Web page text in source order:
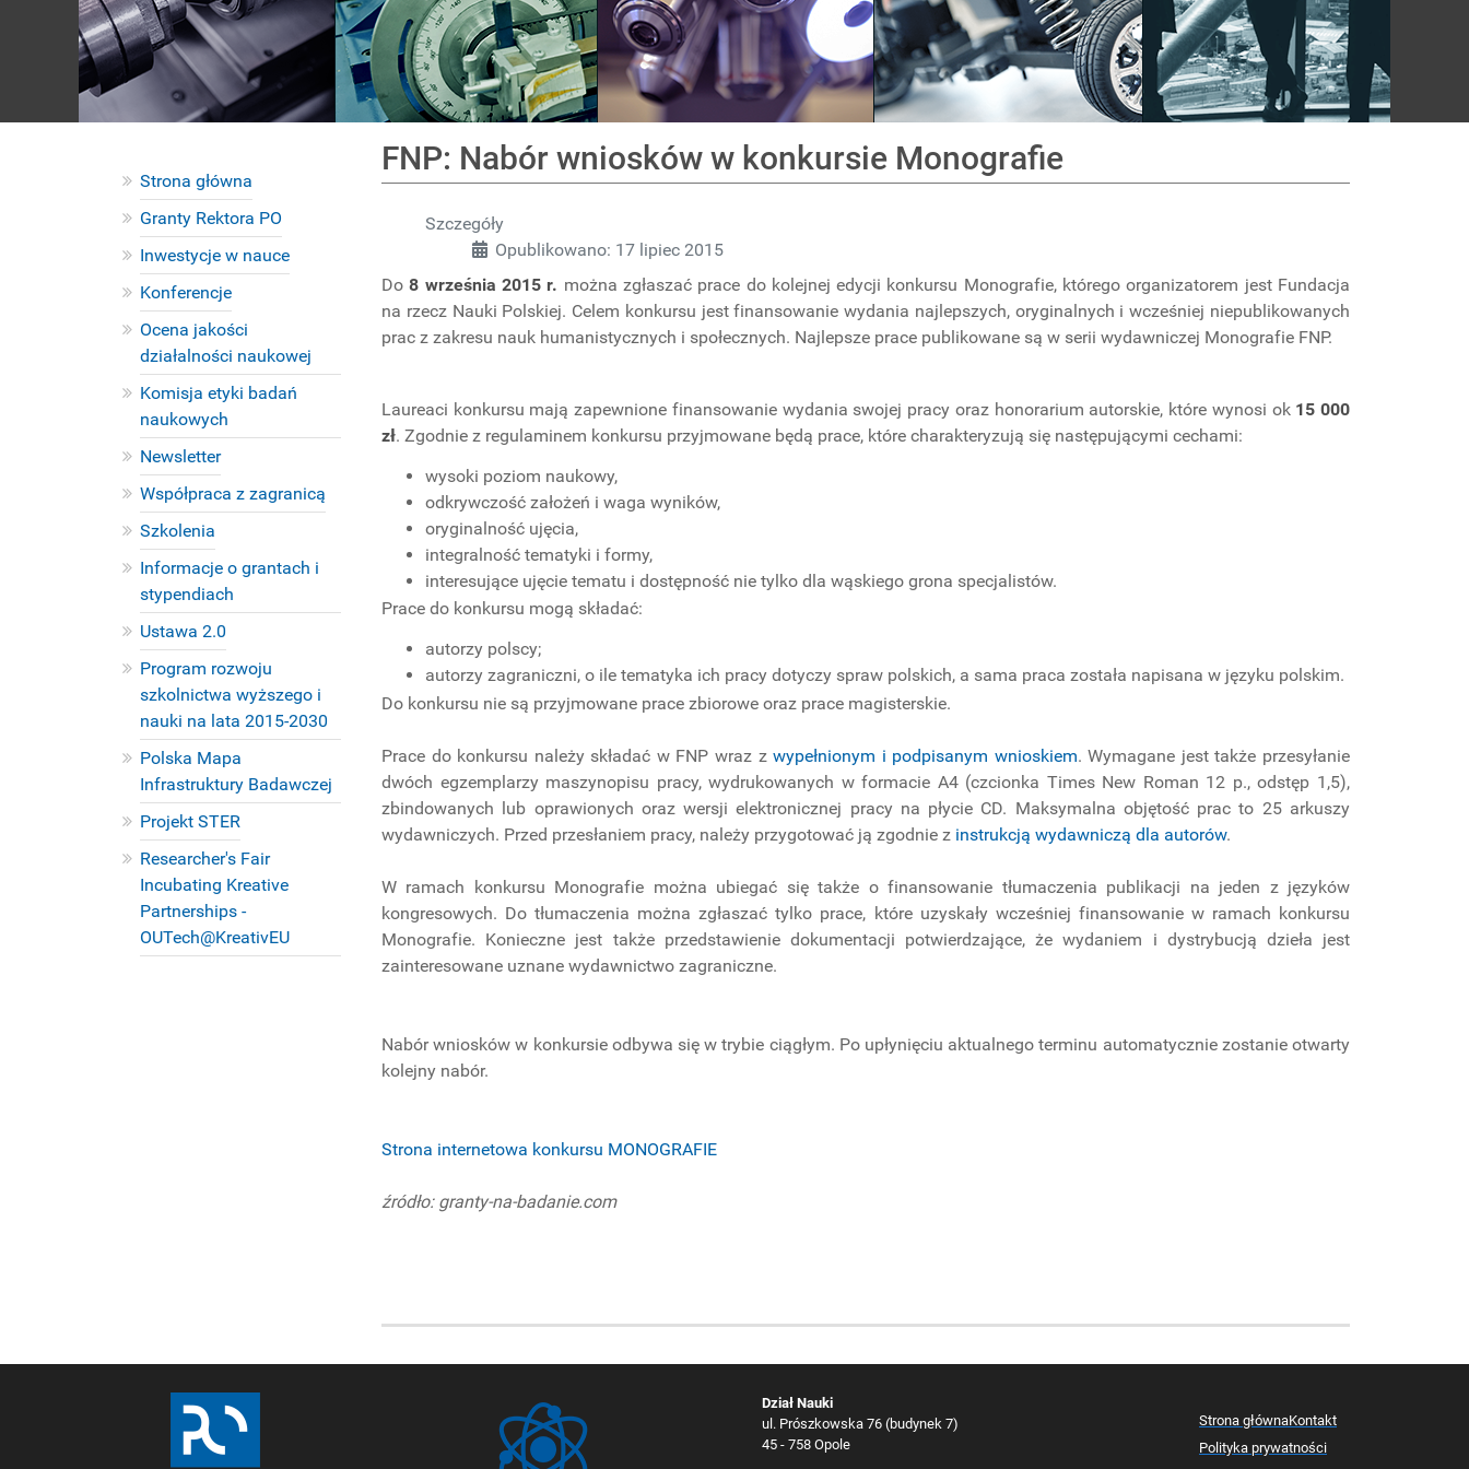
PROJEKTY
Strona główna
Granty Rektora PO
Inwestycje w nauce
Konferencje
Ocena jakości
działalności naukowej
Komisja etyki badań
naukowych
Newsletter
Współpraca z zagranicą
Szkolenia
Informacje o grantach i
stypendiach
Ustawa 2.0
Program rozwoju
szkolnictwa wyższego i
nauki na lata 2015-2030
Polska Mapa
Infrastruktury Badawczej
Projekt STER
Researcher's Fair
Incubating Kreative
Partnerships -
OUTech@KreativEU
FNP: Nabór wniosków w konkursie Monografie
Szczegóły
Opublikowano: 17 lipiec 2015
Do8 września 2015 r. można zgłaszać prace do kolejnej edycji konkursu Monografie, którego organizatorem jest Fundacja
na rzecz Nauki Polskiej. Celem konkursu jest finansowanie wydania najlepszych, oryginalnych i wcześniej niepublikowanych
prac z zakresu nauk humanistycznych i społecznych. Najlepsze prace publikowane są w serii wydawniczej Monografie FNP.
Laureaci konkursu mają zapewnione finansowanie wydania swojej pracy oraz honorarium autorskie, które wynosi ok 15 000
zł. Zgodnie z regulaminem konkursu przyjmowane będą prace, które charakteryzują się następującymi cechami:
wysoki poziom naukowy,
odkrywczość założeń i waga wyników,
oryginalność ujęcia,
integralność tematyki i formy,
interesujące ujęcie tematu i dostępność nie tylko dla wąskiego grona specjalistów.
Prace do konkursu mogą składać:
autorzy polscy;
autorzy zagraniczni, o ile tematyka ich pracy dotyczy spraw polskich, a sama praca została napisana w języku polskim.
Do konkursu nie są przyjmowane prace zbiorowe oraz prace magisterskie.
Prace do konkursu należy składać w FNP wraz zwypełnionym i podpisanym wnioskiem. Wymagane jest także przesyłanie
dwóch egzemplarzy maszynopisu pracy, wydrukowanych w formacie A4 (czcionka Times New Roman 12 p., odstęp 1,5),
zbindowanych lub oprawionych oraz wersji elektronicznej pracy na płycie CD. Maksymalna objętość prac to 25 arkuszy
wydawniczych. Przed przesłaniem pracy, należy przygotować ją zgodnie z instrukcją wydawniczą dla autorów.
W ramach konkursu Monografie można ubiegać się także o finansowanie tłumaczenia publikacji na jeden z języków
kongresowych. Do tłumaczenia można zgłaszać tylko prace, które uzyskały wcześniej finansowanie w ramach konkursu
Monografie. Konieczne jest także przedstawienie dokumentacji potwierdzające, że wydaniem i dystrybucją dzieła jest
zainteresowane uznane wydawnictwo zagraniczne.
Nabór wniosków w konkursie odbywa się w trybie ciągłym. Po upłynięciu aktualnego terminu automatycznie zostanie otwarty
kolejny nabór.
Strona internetowa konkursu MONOGRAFIE
źródło: granty-na-badanie.com
Dział Nauki
ul. Prószkowska 76 (budynek 7)
45 - 758 Opole
Strona głównaKontakt
Polityka prywatności